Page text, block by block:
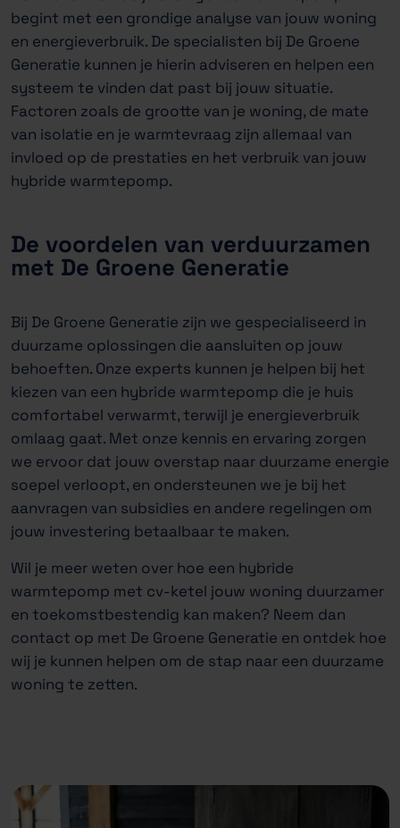
begint met een grondige analyse van jouw woning
en energieverbruik. De specialisten bij De Groene
Generatie kunnen je hierin adviseren en helpen een
systeem te vinden dat past bij jouw situatie.
Factoren zoals de grootte van je woning, de mate
van isolatie en je warmtevraag zijn allemaal van
invloed op de prestaties en het verbruik van jouw
hybride warmtepomp.
De voordelen van verduurzamen
met De Groene Generatie
Bij De Groene Generatie zijn we gespecialiseerd in
duurzame oplossingen die aansluiten op jouw
behoeften. Onze experts kunnen je helpen bij het
kiezen van een hybride warmtepomp die je huis
comfortabel verwarmt, terwijl je energieverbruik
omlaag gaat. Met onze kennis en ervaring zorgen
we ervoor dat jouw overstap naar duurzame energie
soepel verloopt, en ondersteunen we je bij het
aanvragen van subsidies en andere regelingen om
jouw investering betaalbaar te maken.
Wil je meer weten over hoe een hybride
warmtepomp met cv-ketel jouw woning duurzamer
en toekomstbestendig kan maken? Neem dan
contact op met De Groene Generatie en ontdek hoe
wij je kunnen helpen om de stap naar een duurzame
woning te zetten.